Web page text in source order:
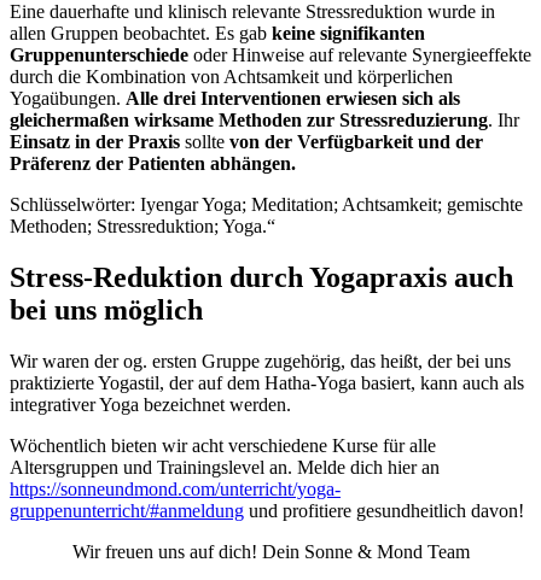
Eine dauerhafte und klinisch relevante Stressreduktion wurde in
allen Gruppen beobachtet. Es gab keine signifikanten
Gruppenunterschiede oder Hinweise auf relevante Synergieeffekte
durch die Kombination von Achtsamkeit und körperlichen
Yogaübungen. Alle drei Interventionen erwiesen sich als
gleichermaßen wirksame Methoden zur Stressreduzierung. Ihr
Einsatz in der Praxis sollte von der Verfügbarkeit und der
Präferenz der Patienten abhängen.
Schlüsselwörter: Iyengar Yoga; Meditation; Achtsamkeit; gemischte
Methoden; Stressreduktion; Yoga.“
Stress-Reduktion durch Yogapraxis auch
bei uns möglich
Wir waren der og. ersten Gruppe zugehörig, das heißt, der bei uns
praktizierte Yogastil, der auf dem Hatha-Yoga basiert, kann auch als
integrativer Yoga bezeichnet werden.
Wöchentlich bieten wir acht verschiedene Kurse für alle
Altersgruppen und Trainingslevel an. Melde dich hier an
https://sonneundmond.com/unterricht/yoga-
gruppenunterricht/#anmeldung und profitiere gesundheitlich davon!
Wir freuen uns auf dich! Dein Sonne & Mond Team